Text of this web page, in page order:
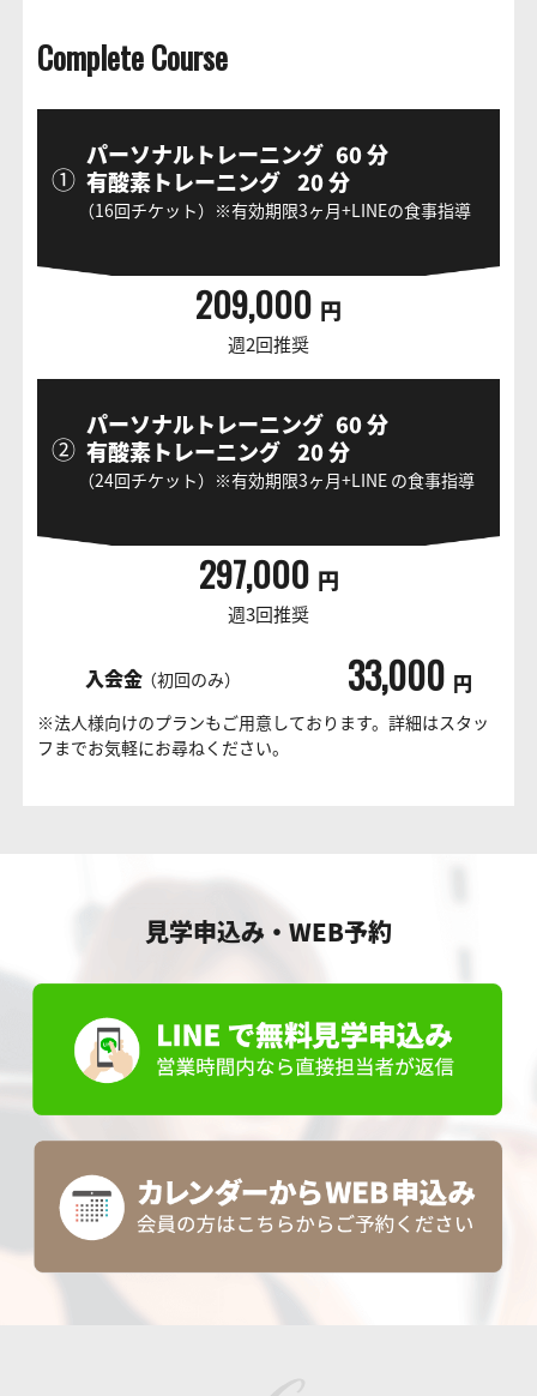
Complete Course
①
パーソナルトレーニング 60分
有酸素トレーニング 20分
（16回チケット）※有効期限3ヶ月+LINEの食事指導
209,000 円
週2回推奨
②
パーソナルトレーニング 60分
有酸素トレーニング 20分
（24回チケット）※有効期限3ヶ月+LINE の食事指導
297,000 円
週3回推奨
入会金（初回のみ） 33,000 円
※法人様向けのプランもご用意しております。詳細はスタッ
フまでお気軽にお尋ねください。
見学申込み・WEB予約